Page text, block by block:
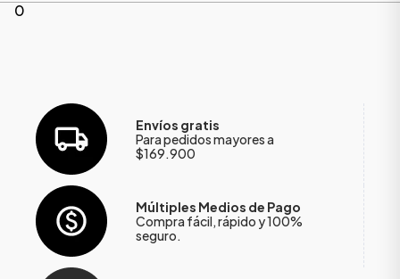
0
Envíos gratis
Para pedidos mayores a
$169.900
Múltiples Medios de Pago
Compra fácil, rápido y 100%
seguro.